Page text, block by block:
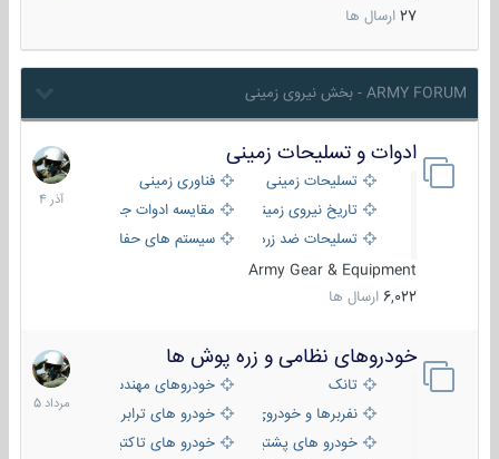
27 ارسال ها
ARMY FORUM - بخش نیروی زمینی
ادوات و تسلیحات زمینی
تسلیحات زمینی
فناوری زمینی
تاریخ نیروی زمینی
مقایسه ادوات جنگی
تسلیحات ضد زره
سیستم های حفاظت فعال
Army Gear & Equipment
6,022 ارسال ها
21
آذر
1404
خودروهای نظامی و زره پوش ها
تانک
خودروهای مهندسی
نفربرها و خودروی های رزمی پیاده نظام
خودرو های ترابری نظامی
خودرو های پشتیبانی آتش ، شناسایی و ضد تانک
خودرو های تاکتیکی نظامی
2
مرداد
1405